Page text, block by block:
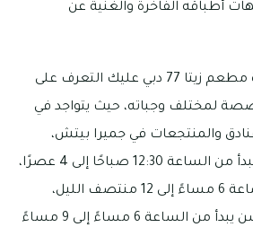
أطباقه الفاخرة والغنية عن
إذا كنت مقبلًا على زيارة مطعم زيتا 77 دبي عليك التعرف على
لمختلف وجباته، حيث يتواجد في
للفنادق والمنتجعات في جميرا بيتش،
ووجبة الغداء اليومية تبدأ من الساعة 12:30 صباحًا إلى 4 عصرًا،
ووجبة العشاء من الساعة 6 مساءً إلى 12 منتصف الليل،
وموعد مونداي تيمبتيشن يبدأ من الساعة 6 مساءً إلى 9 مساءً